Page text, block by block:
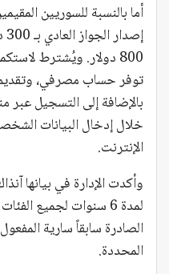
أما بالنسبة للسوريين
800 دولار. ويُشترط
توفر حساب مصرفي،
بالإضافة إلى التسجيل عبر
خلال إدخال البيانات
الإنترنت.
وأكدت الإدارة في بيانها
لمدة 6 سنوات لجميع
الصادرة سابقاً سارية
المحددة.